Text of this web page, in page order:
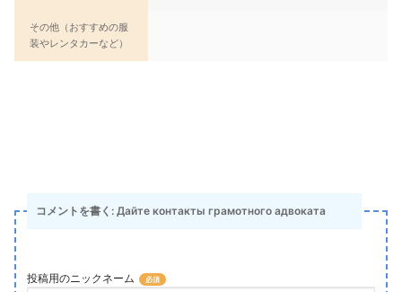
その他（おすすめの服
装やレンタカーなど）
コメントを書く: Дайте контакты грамотного адвоката
投稿用のニックネーム